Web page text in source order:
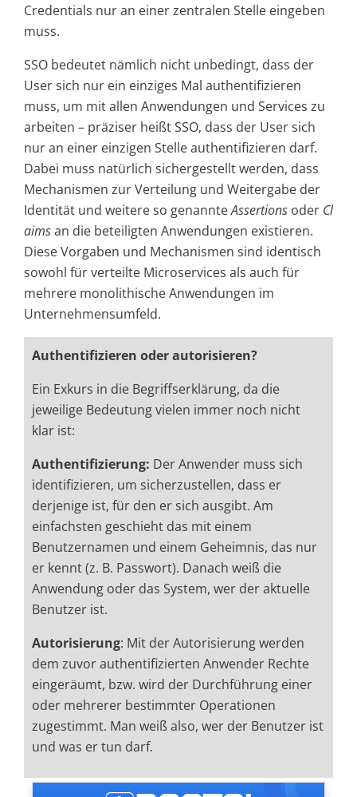
Credentials nur an einer zentralen Stelle eingeben
muss.
SSO bedeutet nämlich nicht unbedingt, dass der
User sich nur ein einziges Mal authentifizieren
muss, um mit allen Anwendungen und Services zu
arbeiten – präziser heißt SSO, dass der User sich
nur an einer einzigen Stelle authentifizieren darf.
Dabei muss natürlich sichergestellt werden, dass
Mechanismen zur Verteilung und Weitergabe der
Identität und weitere so genannteAssertions oder Cl
aimsan die beteiligten Anwendungen existieren.
Diese Vorgaben und Mechanismen sind identisch
sowohl für verteilte Microservices als auch für
mehrere monolithische Anwendungen im
Unternehmensumfeld.
Authentifizieren oder autorisieren?
Ein Exkurs in die Begriffserklärung, da die
jeweilige Bedeutung vielen immer noch nicht
klar ist:
Authentifizierung: Der Anwender muss sich
identifizieren, um sicherzustellen, dass er
derjenige ist, für den er sich ausgibt. Am
einfachsten geschieht das mit einem
Benutzernamen und einem Geheimnis, das nur
er kennt (z. B. Passwort). Danach weiß die
Anwendung oder das System, wer der aktuelle
Benutzer ist.
Autorisierung: Mit der Autorisierung werden
dem zuvor authentifizierten Anwender Rechte
eingeräumt, bzw. wird der Durchführung einer
oder mehrerer bestimmter Operationen
zugestimmt. Man weiß also, wer der Benutzer ist
und was er tun darf.